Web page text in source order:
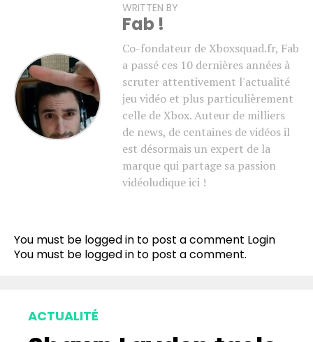
WRITTEN BY
Fab !
Co-fondateur de Xboxsquad.fr, Fab
a passé ces 10 dernières années à
scruter attentivement l'actualité
jeu vidéo et plus particulièrement
celle de Xbox. Auteur de milliers
de news, de centaines de vidéos il
est désormais un expert de la
marque qui partage sa passion
vidéoludique ici !
You must be logged in to post a comment Login
You must be logged in to post a comment.
ACTUALITÉ
Pinterest